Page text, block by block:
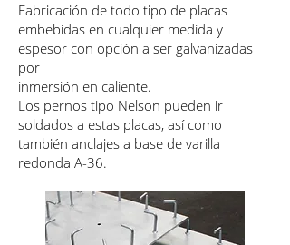
Fabricación de todo tipo de placas
embebidas en cualquier medida y
espesor con opción a ser galvanizadas
por
inmersión en caliente.
Los pernos tipo Nelson pueden ir
soldados a estas placas, así como
también anclajes a base de varilla
redonda A-36.